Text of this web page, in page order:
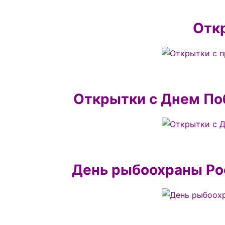
Открытки с Днем
День рыбоохраны